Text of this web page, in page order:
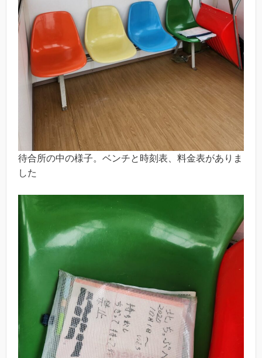
待合所の中の様子。ベンチと時刻表、料金表がありま
した